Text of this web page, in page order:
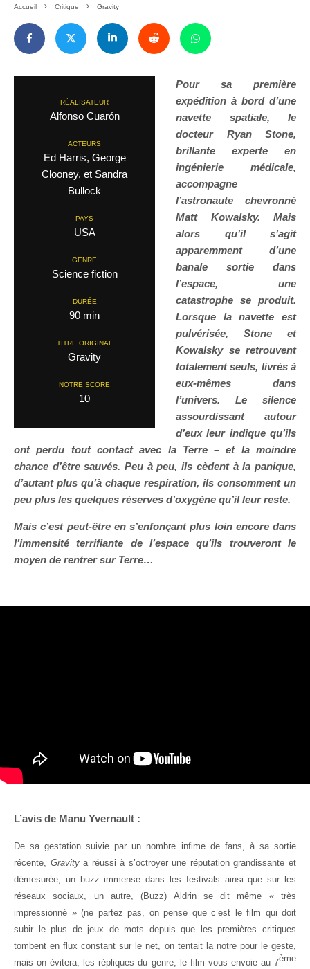
Accueil Critique Gravity
RÉALISATEUR
Alfonso Cuarón
ACTEURS
Ed Harris, George
Clooney, et Sandra
Bullock
PAYS
USA
GENRE
Science fiction
DURÉE
90 min
TITRE ORIGINAL
Gravity
NOTRE SCORE
10
Pour sa première
expédition à bord d’une
navette spatiale, le
docteur Ryan Stone,
brillante experte en
ingénierie médicale,
accompagne
l’astronaute chevronné
Matt Kowalsky. Mais
alors qu’il s’agit
apparemment d’une
banale sortie dans
l’espace, une
catastrophe se produit.
Lorsque la navette est
pulvérisée, Stone et
Kowalsky se retrouvent
totalement seuls, livrés à
eux-mêmes dans
l’univers. Le silence
assourdissant autour
d’eux leur indique qu’ils
ont perdu tout contact avec la Terre – et la moindre
chance d’être sauvés. Peu à peu, ils cèdent à la panique,
d’autant plus qu’à chaque respiration, ils consomment un
peu plus les quelques réserves d’oxygène qu’il leur reste.
Mais c’est peut-être en s’enfonçant plus loin encore dans
l’immensité terrifiante de l’espace qu’ils trouveront le
moyen de rentrer sur Terre…
L’avis de Manu Yvernault :
De sa gestation suivie par un nombre infime de fans, à sa sortie
récente, Gravitya réussi à s’octroyer une réputation grandissante et
démesurée, un buzz immense dans les festivals ainsi que sur les
réseaux sociaux, un autre, (Buzz) Aldrin se dit même « très
impressionné » (ne partez pas, on pense que c’est le film qui doit
subir le plus de jeux de mots depuis que les premières critiques
tombent en flux constant sur le net, on tentait la notre pour le geste,
mais on évitera, les répliques du genre, le film vous envoie au 7ème